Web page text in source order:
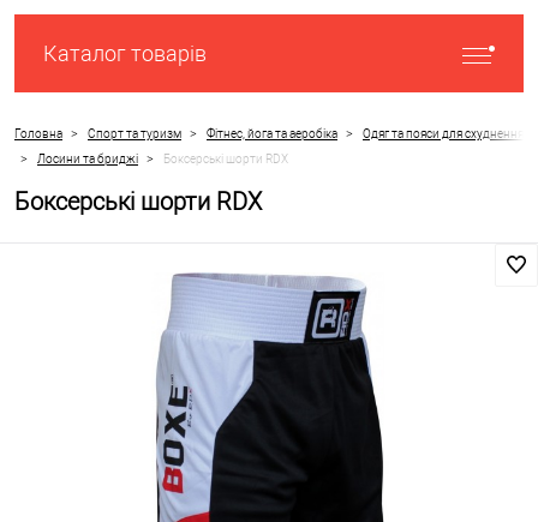
Каталог товарів
Головна > Спорт та туризм > Фітнес, йога та аеробіка > Одяг та пояси для схуднення
> Лосини та бриджі > Боксерські шорти RDX
Боксерські шорти RDX